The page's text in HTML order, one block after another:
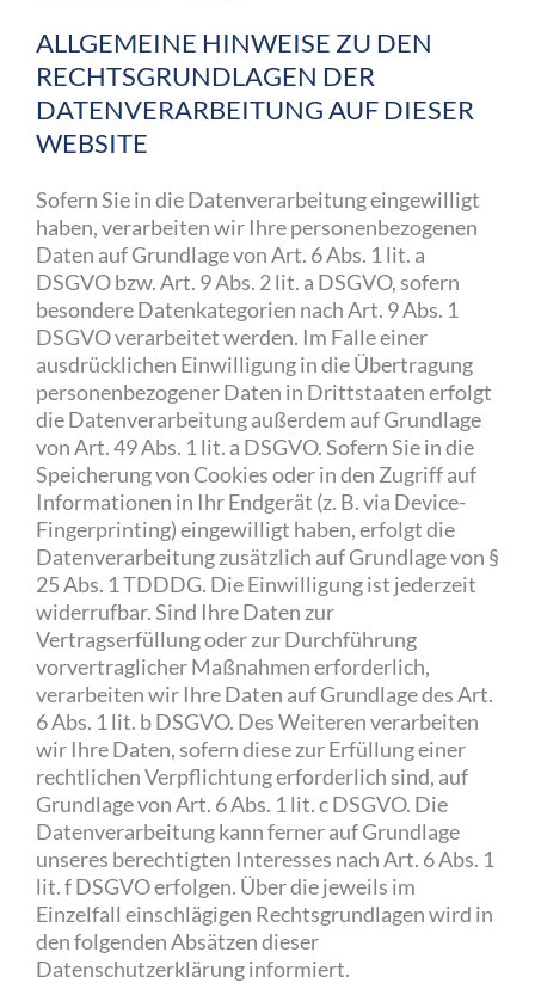
ALLGEMEINE HINWEISE ZU DEN
RECHTSGRUNDLAGEN DER
DATENVERARBEITUNG AUF DIESER
WEBSITE
Sofern Sie in die Datenverarbeitung eingewilligt
haben, verarbeiten wir Ihre personenbezogenen
Daten auf Grundlage von Art. 6 Abs. 1 lit. a
DSGVO bzw. Art. 9 Abs. 2 lit. a DSGVO, sofern
besondere Datenkategorien nach Art. 9 Abs. 1
DSGVO verarbeitet werden. Im Falle einer
ausdrücklichen Einwilligung in die Übertragung
personenbezogener Daten in Drittstaaten erfolgt
die Datenverarbeitung außerdem auf Grundlage
von Art. 49 Abs. 1 lit. a DSGVO. Sofern Sie in die
Speicherung von Cookies oder in den Zugriff auf
Informationen in Ihr Endgerät (z. B. via Device-
Fingerprinting) eingewilligt haben, erfolgt die
Datenverarbeitung zusätzlich auf Grundlage von §
25 Abs. 1 TDDDG. Die Einwilligung ist jederzeit
widerrufbar. Sind Ihre Daten zur
Vertragserfüllung oder zur Durchführung
vorvertraglicher Maßnahmen erforderlich,
verarbeiten wir Ihre Daten auf Grundlage des Art.
6 Abs. 1 lit. b DSGVO. Des Weiteren verarbeiten
wir Ihre Daten, sofern diese zur Erfüllung einer
rechtlichen Verpflichtung erforderlich sind, auf
Grundlage von Art. 6 Abs. 1 lit. c DSGVO. Die
Datenverarbeitung kann ferner auf Grundlage
unseres berechtigten Interesses nach Art. 6 Abs. 1
lit. f DSGVO erfolgen. Über die jeweils im
Einzelfall einschlägigen Rechtsgrundlagen wird in
den folgenden Absätzen dieser
Datenschutzerklärung informiert.